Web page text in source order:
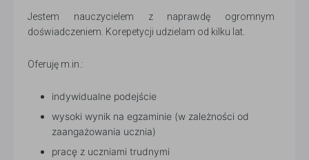
Jestem nauczycielem z naprawdę ogromnym
doświadczeniem. Korepetycji udzielam od kilku lat.
Oferuję m.in.:
indywidualne podejście
wysoki wynik na egzaminie (w zależności od
zaangażowania ucznia)
pracę z uczniami trudnymi